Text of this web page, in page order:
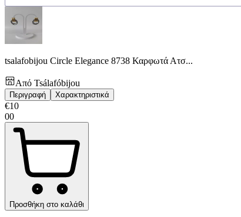
tsalafobijou Circle Elegance 8738 Καρφωτά Ατσ...
Από Tsálafóbijou
Περιγραφή Χαρακτηριστικά
€10
00
Προσθήκη στο καλάθι